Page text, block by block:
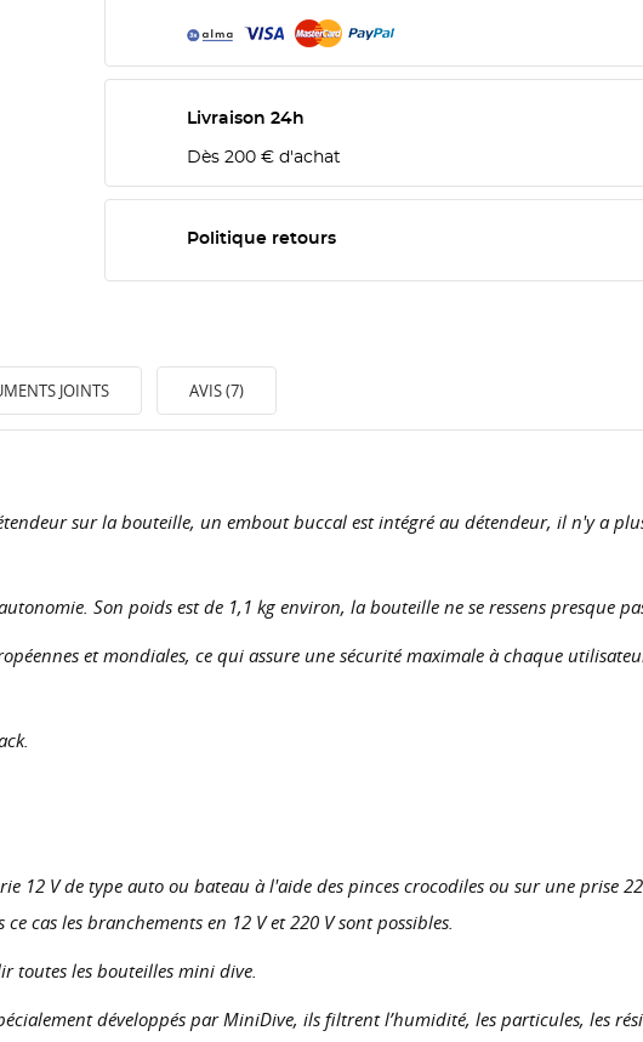
Livraison 24h
Dès 200 € d'achat
Politique retours
JOINTS AVIS (7)
sur la bouteille, un embout buccal est intégré au détendeur, il n'y a
Son poids est de 1,1 kg environ, la bouteille ne se ressens presque
et mondiales, ce qui assure une sécurité maximale à chaque
12 V de type auto ou bateau à l'aide des pinces crocodiles ou sur une prise
cas les branchements en 12 V et 220 V sont possibles.
toutes les bouteilles mini dive.
développés par MiniDive, ils filtrent l’humidité, les particules, les